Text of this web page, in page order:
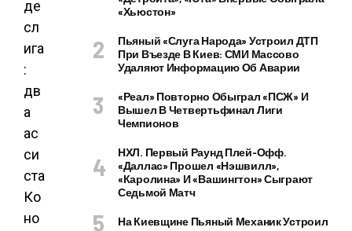
«Хьюстон»
Пьяный «слуга Народа» Устроил ДТП
При Въезде В Киев: СМИ Массово
Удаляют Информацию Об Аварии
«Реал» Повторно Обыграл «ПСЖ» И
Вышел В Четвертьфинал Лиги
Чемпионов
НХЛ. Первый Раунд Плей-Офф.
«Даллас» Прошел «Нэшвилл»,
«Каролина» И «Вашингтон» Сыграют
Седьмой Матч
На Киевщине Пьяный Механик Устроил